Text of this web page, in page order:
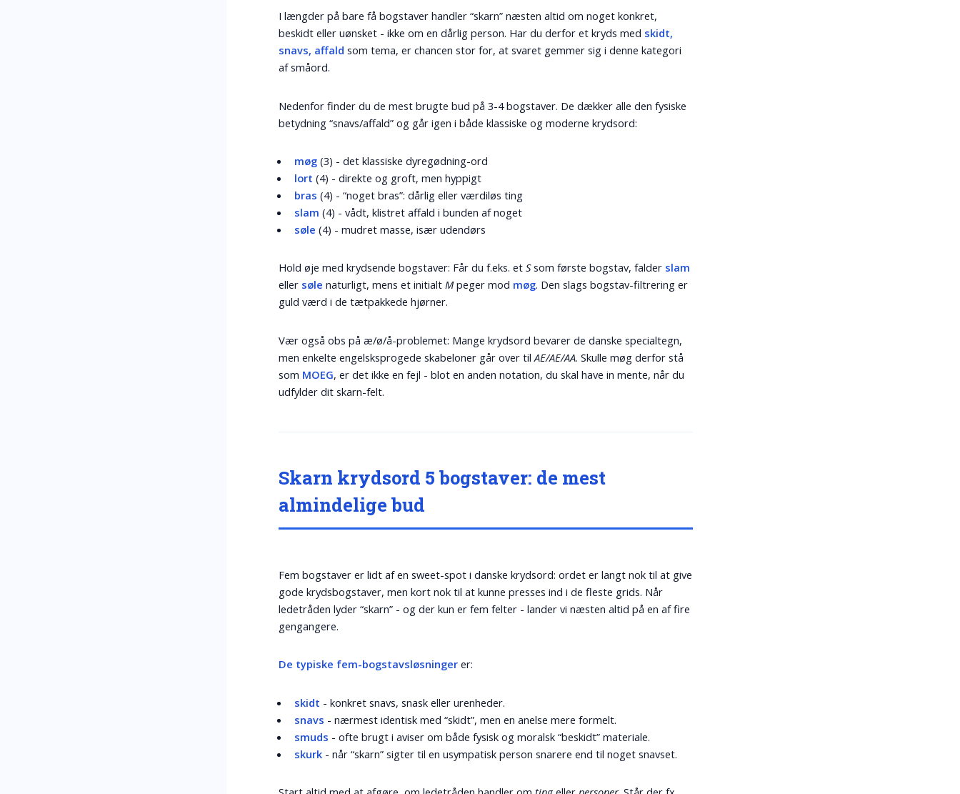
I længder på bare få bogstaver handler “skarn” næsten altid om noget konkret,
beskidt eller uønsket - ikke om en dårlig person. Har du derfor et kryds med skidt,
snavs, affald som tema, er chancen stor for, at svaret gemmer sig i denne kategori
af småord.
Nedenfor finder du de mest brugte bud på 3-4 bogstaver. De dækker alle den fysiske
betydning “snavs/affald” og går igen i både klassiske og moderne krydsord:
møg (3) - det klassiske dyregødning-ord
lort (4) - direkte og groft, men hyppigt
bras (4) - “noget bras”: dårlig eller værdiløs ting
slam (4) - vådt, klistret affald i bunden af noget
søle (4) - mudret masse, især udendørs
Hold øje med krydsende bogstaver: Får du f.eks. etSsom første bogstav, falder slam
eller søle naturligt, mens et initialtMpeger mod møg. Den slags bogstav-filtrering er
guld værd i de tætpakkede hjørner.
Vær også obs på æ/ø/å-problemet: Mange krydsord bevarer de danske specialtegn,
men enkelte engelsksprogede skabeloner går over tilAE/AE/AA. Skulle møg derfor stå
som MOEG, er det ikke en fejl - blot en anden notation, du skal have in mente, når du
udfylder dit skarn-felt.
Skarn krydsord 5 bogstaver: de mest
almindelige bud
Fem bogstaver er lidt af en sweet-spot i danske krydsord: ordet er langt nok til at give
gode krydsbogstaver, men kort nok til at kunne presses ind i de fleste grids. Når
ledetråden lyder “skarn” - og der kun er fem felter - lander vi næsten altid på en af fire
gengangere.
De typiske fem-bogstavsløsninger er:
skidt - konkret snavs, snask eller urenheder.
snavs - nærmest identisk med “skidt”, men en anelse mere formelt.
smuds - ofte brugt i aviser om både fysisk og moralsk “beskidt” materiale.
skurk - når “skarn” sigter til en usympatisk person snarere end til noget snavset.